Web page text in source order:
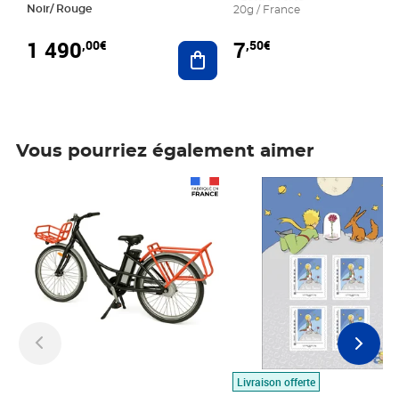
Noir/ Rouge
1 490,00€ Ajouter au panier
20g / France
7,50€
Vous pourriez également aimer
Livraison offerte
Prix 7,50€